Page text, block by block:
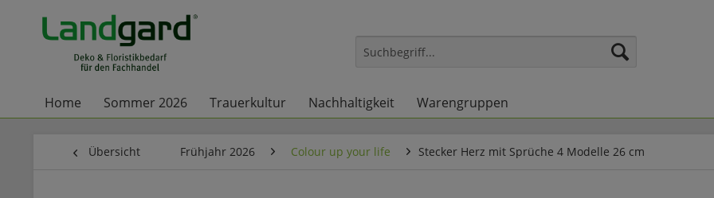
Home Sommer 2026 Trauerkultur Nachhaltigkeit Warengruppen
Übersicht Frühjahr 2026 Colour up your life Stecker Herz mit Sprüche 4 Modelle 26 cm